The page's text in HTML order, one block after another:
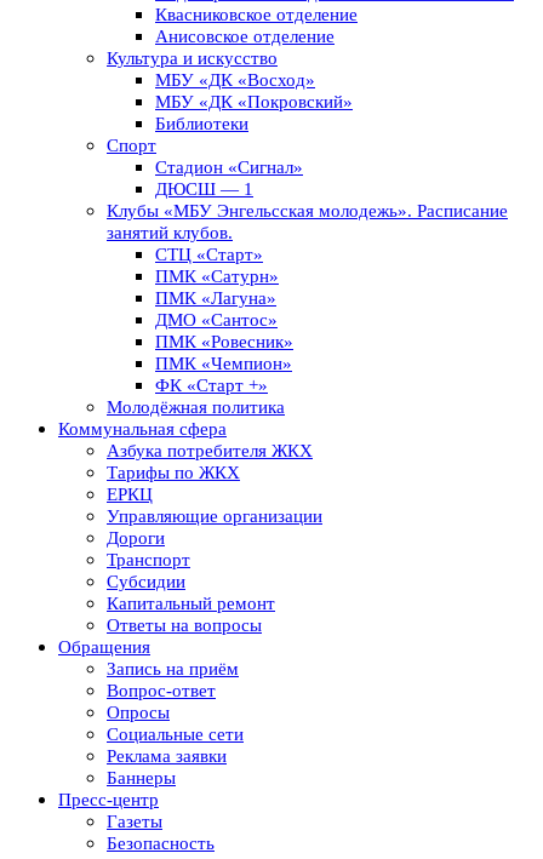
Квасниковское отделение
Анисовское отделение
Культура и искусство
МБУ «ДК «Восход»
МБУ «ДК «Покровский»
Библиотеки
Спорт
Стадион «Сигнал»
ДЮСШ — 1
Клубы «МБУ Энгельсская молодежь». Расписание
занятий клубов.
СТЦ «Старт»
ПМК «Сатурн»
ПМК «Лагуна»
ДМО «Сантос»
ПМК «Ровесник»
ПМК «Чемпион»
ФК «Старт +»
Молодёжная политика
Коммунальная сфера
Азбука потребителя ЖКХ
Тарифы по ЖКХ
ЕРКЦ
Управляющие организации
Дороги
Транспорт
Субсидии
Капитальный ремонт
Ответы на вопросы
Обращения
Запись на приём
Вопрос-ответ
Опросы
Социальные сети
Реклама заявки
Баннеры
Пресс-центр
Газеты
Безопасность